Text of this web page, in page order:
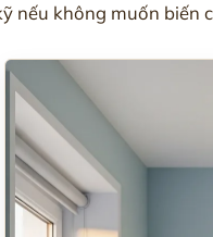
nếu không muốn biến